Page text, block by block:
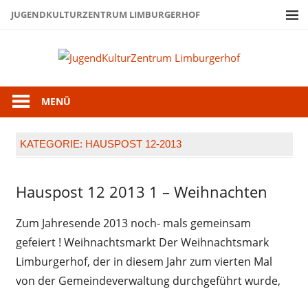
ZumJUGENDKULTURZENTRUM LIMBURGERHOF
MENÜ
KATEGORIE: HAUSPOST 12-2013
Hauspost
Hauspost 12 2013 1 – Weihnachten
Zum Jahresende 2013 noch- mals gemeinsam
gefeiert ! Weihnachtsmarkt Der Weihnachtsmark
Limburgerhof, der in diesem Jahr zum vierten Mal
von der Gemeindeverwaltung durchgeführt wurde,